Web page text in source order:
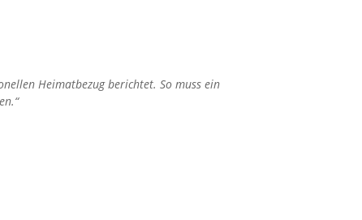
Heimatbezug berichtet. So muss ein